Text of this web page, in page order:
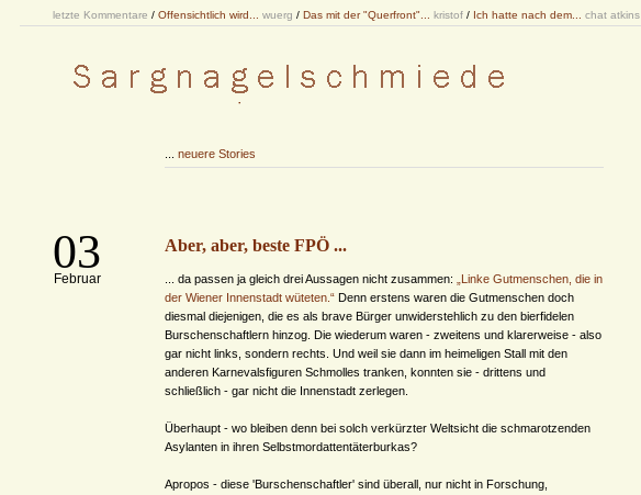
letzte Kommentare / Offensichtlich wird... wuerg / Das mit der "Querfront"... kristof / Ich hatte nach dem... chat atkins
neuere Stories
03
Februar
Aber, aber, beste FPÖ ...
... da passen ja gleich drei Aussagen nicht zusammen:
„Linke Gutmenschen, die in
der Wiener Innenstadt wüteten.“ Denn erstens waren die Gutmenschen doch
diesmal diejenigen, die es als brave Bürger unwiderstehlich zu den bierfidelen
Burschenschaftlern hinzog. Die wiederum waren - zweitens und klarerweise - also
gar nicht links, sondern rechts. Und weil sie dann im heimeligen Stall mit den
anderen Karnevalsfiguren Schmolles tranken, konnten sie - drittens und
schließlich - gar nicht die Innenstadt zerlegen.
Überhaupt - wo bleiben denn bei solch verkürzter Weltsicht die schmarotzenden
Asylanten in ihren Selbstmordattentäterburkas?
Apropos - diese 'Burschenschaftler' sind überall, nur nicht in Forschung,